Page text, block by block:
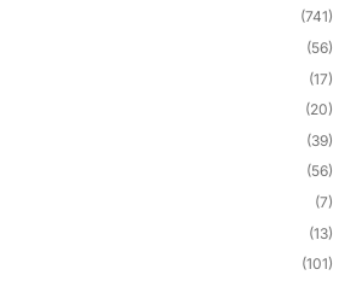
(741)
(56)
(17)
(20)
(39)
(56)
(7)
(13)
(101)